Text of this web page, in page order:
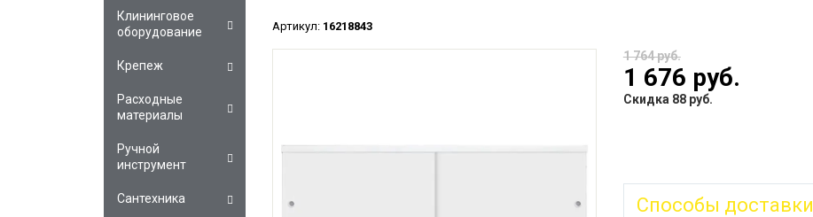
Артикул: 16218843
1 764 руб.
1 676 руб.
Скидка 88 руб.
Способы доставки
Клининговое
оборудование
Крепеж
Расходные
материалы
Ручной
инструмент
Сантехника